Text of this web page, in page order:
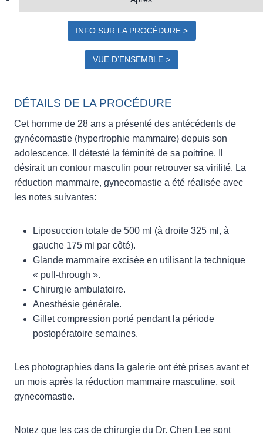
INFO SUR LA PROCÉDURE >
VUE D’ENSEMBLE >
DÉTAILS DE LA PROCÉDURE
Cet homme de 28 ans a présenté des antécédents de
gynécomastie (hypertrophie mammaire) depuis son
adolescence. Il détesté la féminité de sa poitrine. Il
désirait un contour masculin pour retrouver sa virilité. La
réduction mammaire, gynecomastie a été réalisée avec
les notes suivantes:
Liposuccion totale de 500 ml (à droite 325 ml, à
gauche 175 ml par côté).
Glande mammaire excisée en utilisant la technique
« pull-through ».
Chirurgie ambulatoire.
Anesthésie générale.
Gillet compression porté pendant la période
postopératoire semaines.
Les photographies dans la galerie ont été prises avant et
un mois après la réduction mammaire masculine, soit
gynecomastie.
Notez que les cas de chirurgie du Dr. Chen Lee sont